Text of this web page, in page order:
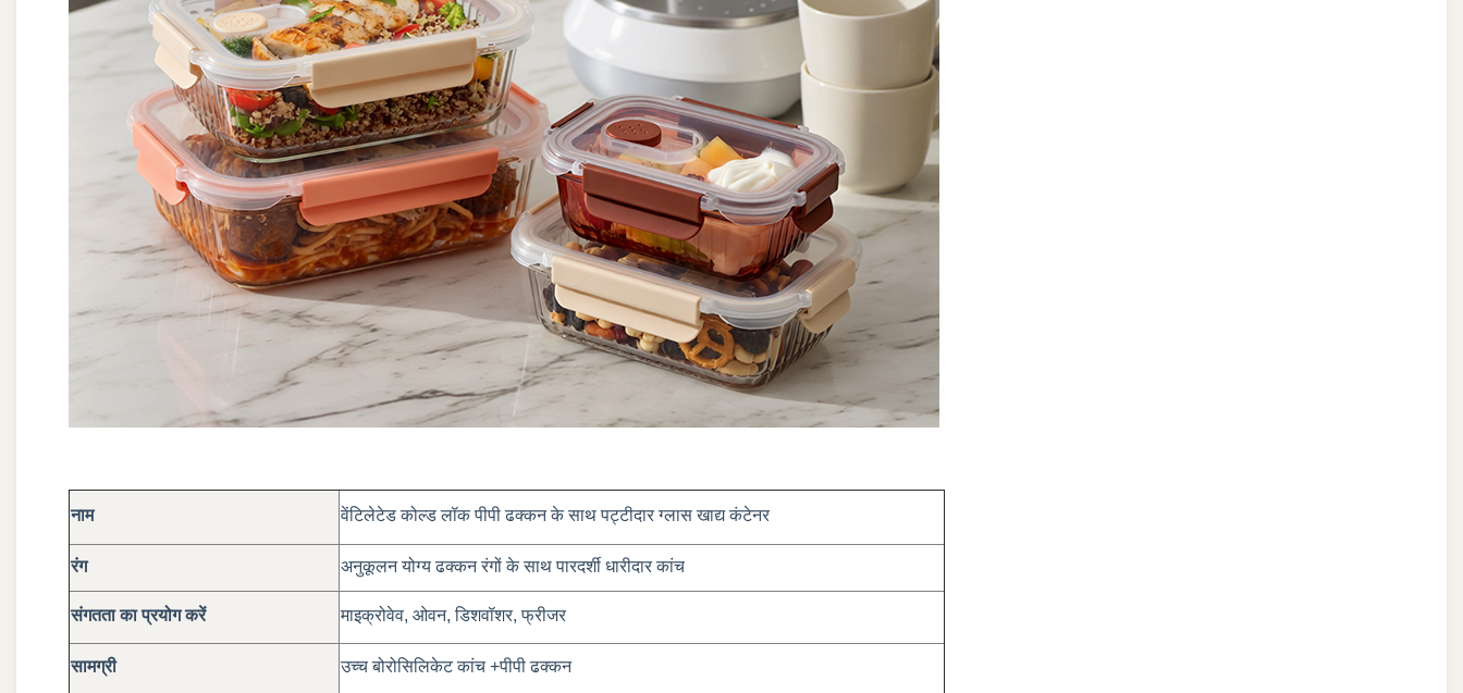
नाम वेंटिलेटेड कोल्ड लॉक पीपी ढक्कन के साथ पट्टीदार ग्लास खाद्य कंटेनर
रंग अनुकूलन योग्य ढक्कन रंगों के साथ पारदर्शी धारीदार कांच
संगतता का प्रयोग करें माइक्रोवेव, ओवन, डिशवॉशर, फ्रीजर
सामग्री उच्च बोरोसिलिकेट कांच +पीपी ढक्कन